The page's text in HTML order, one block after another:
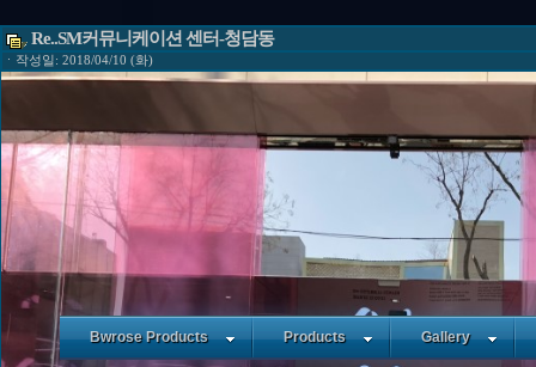
Bwrose Products Products Gallery
Re..SM커뮤니케이션 센터-청담동
ㆍ작성일: 2018/04/10 (화)